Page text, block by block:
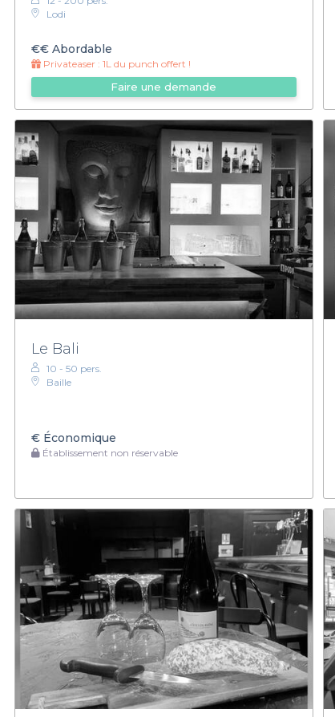
Lodi
€€ Abordable
Privateaser : 1L du punch offert !
Faire une demande
Le Bali
10 - 50 pers.
Baille
€ Économique
Établissement non réservable